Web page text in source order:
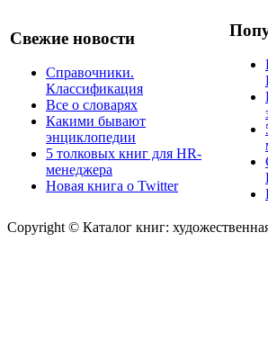
Свежие новости
Справочники.
Классификация
Все о словарях
Какими бывают
энциклопедии
5 толковых книг для HR-
менеджера
Новая книга о Twitter
Copyright © Каталог книг: